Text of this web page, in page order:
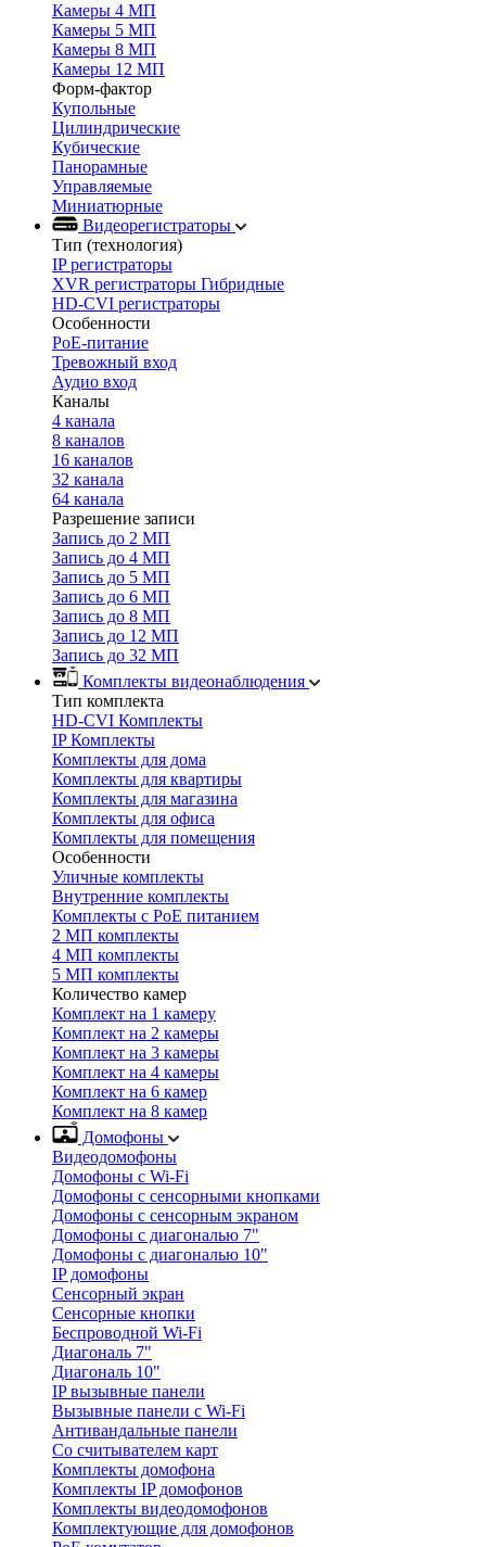
Камеры 4 МП
Камеры 5 МП
Камеры 8 МП
Камеры 12 МП
Форм-фактор
Купольные
Цилиндрические
Кубические
Панорамные
Управляемые
Миниатюрные
Видеорегистраторы
Тип (технология)
IP регистраторы
XVR регистраторы Гибридные
HD-CVI регистраторы
Особенности
PoE-питание
Тревожный вход
Аудио вход
Каналы
4 канала
8 каналов
16 каналов
32 канала
64 канала
Разрешение записи
Запись до 2 МП
Запись до 4 МП
Запись до 5 МП
Запись до 6 МП
Запись до 8 МП
Запись до 12 МП
Запись до 32 МП
Комплекты видеонаблюдения
Тип комплекта
HD-CVI Комплекты
IP Комплекты
Комплекты для дома
Комплекты для квартиры
Комплекты для магазина
Комплекты для офиса
Комплекты для помещения
Особенности
Уличные комплекты
Внутренние комплекты
Комплекты с PoE питанием
2 МП комплекты
4 МП комплекты
5 МП комплекты
Количество камер
Комплект на 1 камеру
Комплект на 2 камеры
Комплект на 3 камеры
Комплект на 4 камеры
Комплект на 6 камер
Комплект на 8 камер
Домофоны
Видеодомофоны
Домофоны с Wi-Fi
Домофоны с сенсорными кнопками
Домофоны с сенсорным экраном
Домофоны с диагональю 7"
Домофоны с диагональю 10"
IP домофоны
Сенсорный экран
Сенсорные кнопки
Беспроводной Wi-Fi
Диагональ 7"
Диагональ 10"
IP вызывные панели
Вызывные панели с Wi-Fi
Антивандальные панели
Со считывателем карт
Комплекты домофона
Комплекты IP домофонов
Комплекты видеодомофонов
Комплектующие для домофонов